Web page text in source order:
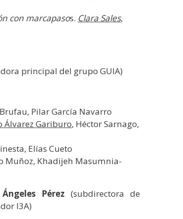
con marcapasos. Clara Sales,
principal del grupo GUIA)
Pilar García Navarro
Álvarez Gariburo, Héctor Sarnago,
Elías Cueto
Muñoz, Khadijeh Masumnia-
Pérez (subdirectora de
I3A)